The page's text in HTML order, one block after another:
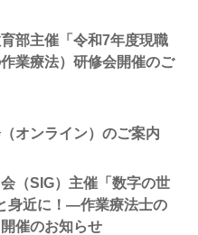
部主催「令和7年度現職
業療法）研修会開催のご
オンライン）のご案内
（SIG）主催「数字の世
身近に！―作業療法士の
催のお知らせ